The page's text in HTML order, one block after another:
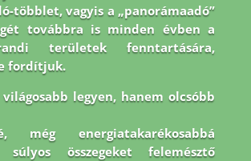
többlet, vagyis a „panorámaadó”
továbbra is minden évben a
területek fenntartására,
fordítjuk.
világosabb legyen, hanem olcsóbb
még energiatakarékosabbá
összegeket felemésztő